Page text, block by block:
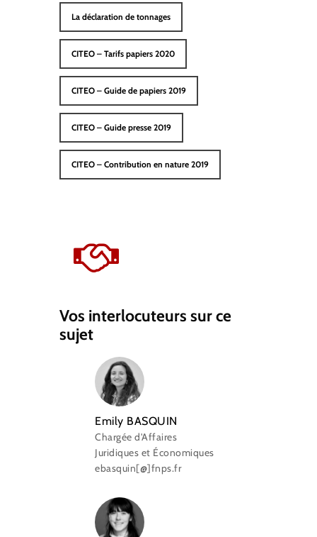
La déclaration de tonnages
CITEO – Tarifs papiers 2020
CITEO – Guide de papiers 2019
CITEO – Guide presse 2019
CITEO – Contribution en nature 2019
Vos interlocuteurs sur ce
sujet
Emily BASQUIN
Chargée d'Affaires
Juridiques et Économiques
ebasquin[@]fnps.fr